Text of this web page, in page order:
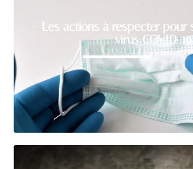
Les actions à respecter pour
virus COVID-19